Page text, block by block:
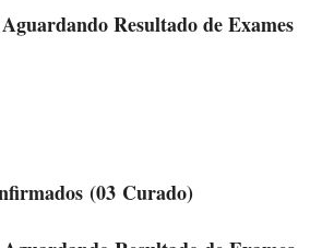
Resultado de Exames
(03 Curado)